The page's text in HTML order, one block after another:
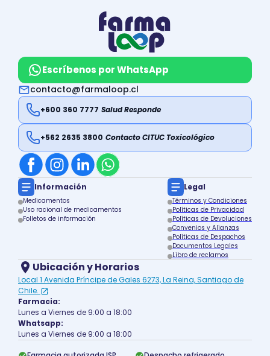
Escríbenos por WhatsApp
contacto@farmaloop.cl
+600 360 7777 Salud Responde
+562 2635 3800 Contacto CITUC Toxicológico
Información
Medicamentos
Uso racional de medicamentos
Folletos de información
Legal
Términos y Condiciones
Políticas de Privacidad
Políticas de Devoluciones
Convenios y Alianzas
Políticas de Despachos
Documentos Legales
Libro de reclamos
Ubicación y Horarios
Local 1 Avenida Príncipe de Gales 6273, La Reina, Santiago de
Chile.
Farmacia:
Lunes a Viernes de 9:00 a 18:00
Whatsapp:
Lunes a Viernes de 9:00 a 18:00